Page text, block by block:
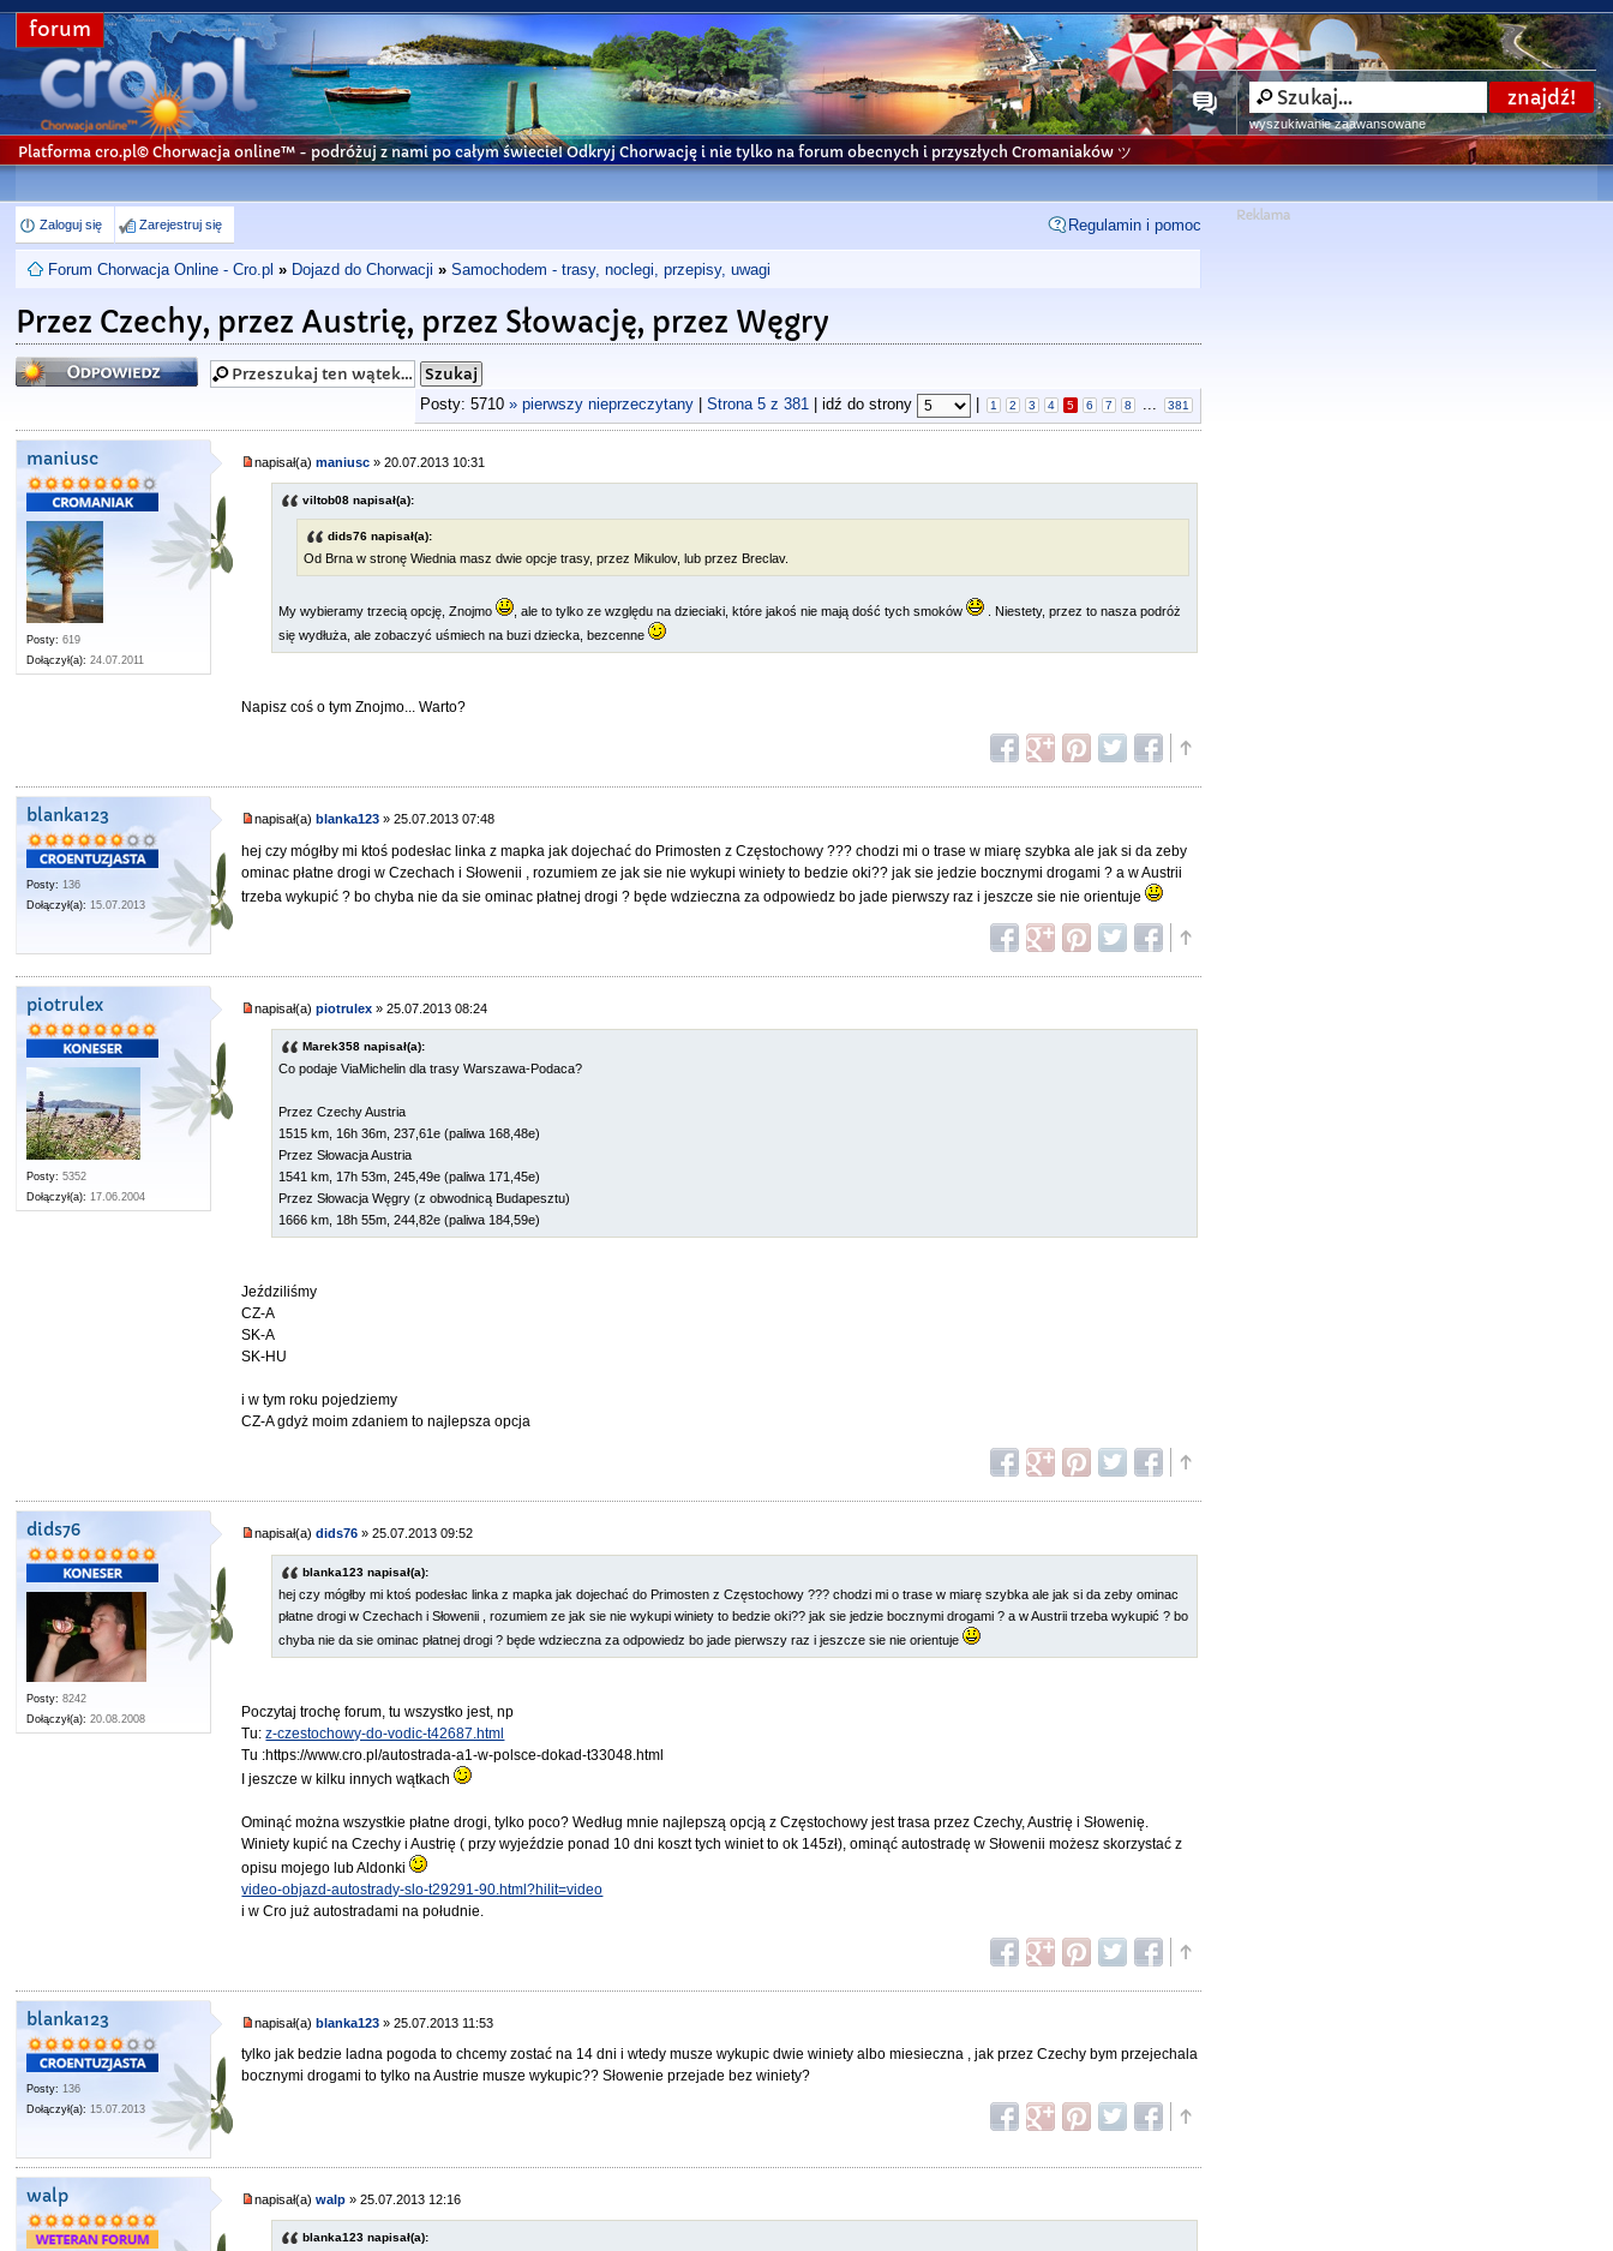
forum
wyszukiwanie zaawansowane
Platforma cro.pl© Chorwacja online™ - podróżuj z nami po całym świecie! Odkryj Chorwację i nie tylko na forum obecnych i przyszłych Cromaniaków ツ
Zaloguj się Zarejestruj się Regulamin i pomoc
Forum Chorwacja Online - Cro.pl » Dojazd do Chorwacji » Samochodem - trasy, noclegi, przepisy, uwagi
Przez Czechy, przez Austrię, przez Słowację, przez Węgry
Odpowiedz
Posty: 5710 » pierwszy nieprzeczytany| Strona 5z 381| idź do strony 1 2 3 4 5 6 7 8 ... 381
maniusc
Posty: 619
Dołączył(a): 24.07.2011
napisał(a)maniusc » 20.07.2013 10:31
viltob08 napisał(a):
dids76 napisał(a):
Od Brna w stronę Wiednia masz dwie opcje trasy, przez Mikulov, lub przez Breclav.
My wybieramy trzecią opcję, Znojmo , ale to tylko ze względu na dzieciaki, które jakoś nie mają dość tych smoków
. Niestety, przez to nasza podróż
się wydłuża, ale zobaczyć uśmiech na buzi dziecka, bezcenne
Napisz coś o tym Znojmo... Warto?
blanka123
Posty: 136
Dołączył(a): 15.07.2013
napisał(a)blanka123 » 25.07.2013 07:48
hej czy mógłby mi ktoś podesłac linka z mapka jak dojechać do Primosten z Częstochowy ??? chodzi mi o trase w miarę szybka ale jak si da zeby
ominac płatne drogi w Czechach i Słowenii , rozumiem ze jak sie nie wykupi winiety to bedzie oki?? jak sie jedzie bocznymi drogami ? a w Austrii
trzeba wykupić ? bo chyba nie da sie ominac płatnej drogi ? będe wdzieczna za odpowiedz bo jade pierwszy raz i jeszcze sie nie orientuje
piotrulex
Posty: 5352
Dołączył(a): 17.06.2004
napisał(a)piotrulex » 25.07.2013 08:24
Marek358 napisał(a):
Co podaje ViaMichelin dla trasy Warszawa-Podaca?
Przez Czechy Austria
1515 km, 16h 36m, 237,61e (paliwa 168,48e)
Przez Słowacja Austria
1541 km, 17h 53m, 245,49e (paliwa 171,45e)
Przez Słowacja Węgry (z obwodnicą Budapesztu)
1666 km, 18h 55m, 244,82e (paliwa 184,59e)
Jeździliśmy
CZ-A
SK-A
SK-HU
i w tym roku pojedziemy
CZ-A gdyż moim zdaniem to najlepsza opcja
dids76
Posty: 8242
Dołączył(a): 20.08.2008
napisał(a)dids76 » 25.07.2013 09:52
blanka123 napisał(a):
hej czy mógłby mi ktoś podesłac linka z mapka jak dojechać do Primosten z Częstochowy ??? chodzi mi o trase w miarę szybka ale jak si da zeby ominac
płatne drogi w Czechach i Słowenii , rozumiem ze jak sie nie wykupi winiety to bedzie oki?? jak sie jedzie bocznymi drogami ? a w Austrii trzeba wykupić ? bo
chyba nie da sie ominac płatnej drogi ? będe wdzieczna za odpowiedz bo jade pierwszy raz i jeszcze sie nie orientuje
Poczytaj trochę forum, tu wszystko jest, np
Tu:z-czestochowy-do-vodic-t42687.html
Tu :https://www.cro.pl/autostrada-a1-w-polsce-dokad-t33048.html
I jeszcze w kilku innych wątkach
Ominąć można wszystkie płatne drogi, tylko poco? Według mnie najlepszą opcją z Częstochowy jest trasa przez Czechy, Austrię i Słowenię.
Winiety kupić na Czechy i Austrię ( przy wyjeździe ponad 10 dni koszt tych winiet to ok 145zł), ominąć autostradę w Słowenii możesz skorzystać z
opisu mojego lub Aldonki
video-objazd-autostrady-slo-t29291-90.html?hilit=video
i w Cro już autostradami na południe.
blanka123
Posty: 136
Dołączył(a): 15.07.2013
napisał(a)blanka123 » 25.07.2013 11:53
tylko jak bedzie ladna pogoda to chcemy zostać na 14 dni i wtedy musze wykupic dwie winiety albo miesieczna , jak przez Czechy bym przejechala
bocznymi drogami to tylko na Austrie musze wykupic?? Słowenie przejade bez winiety?
walp napisał(a)walp » 25.07.2013 12:16
blanka123 napisał(a):